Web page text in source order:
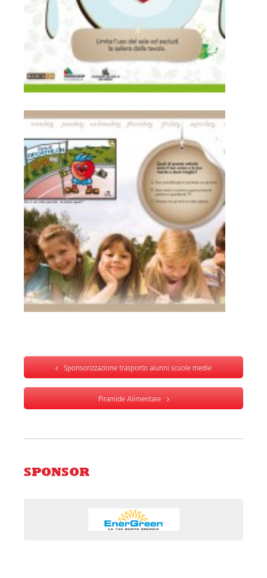
Sponsorizzazione trasporto alunni scuole medie
Piramide Alimentare
SPONSOR